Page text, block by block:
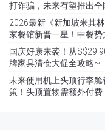
打诈骗，未来有望推出全
2026最新《新加坡米其
家餐馆新晋一星！中餐势
国庆好康来袭！从
牌家具清仓大促全攻略~
未来使用机上头顶行李
策！头顶置物需额外付费